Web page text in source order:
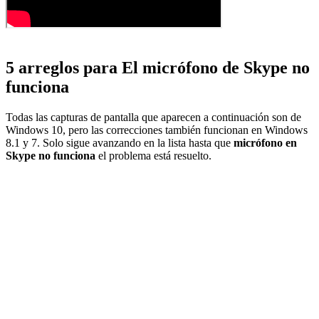
5 arreglos para El micrófono de Skype no
funciona
Todas las capturas de pantalla que aparecen a continuación son de
Windows 10, pero las correcciones también funcionan en Windows
8.1 y 7. Solo sigue avanzando en la lista hasta que micrófono en
Skype no funciona el problema está resuelto.